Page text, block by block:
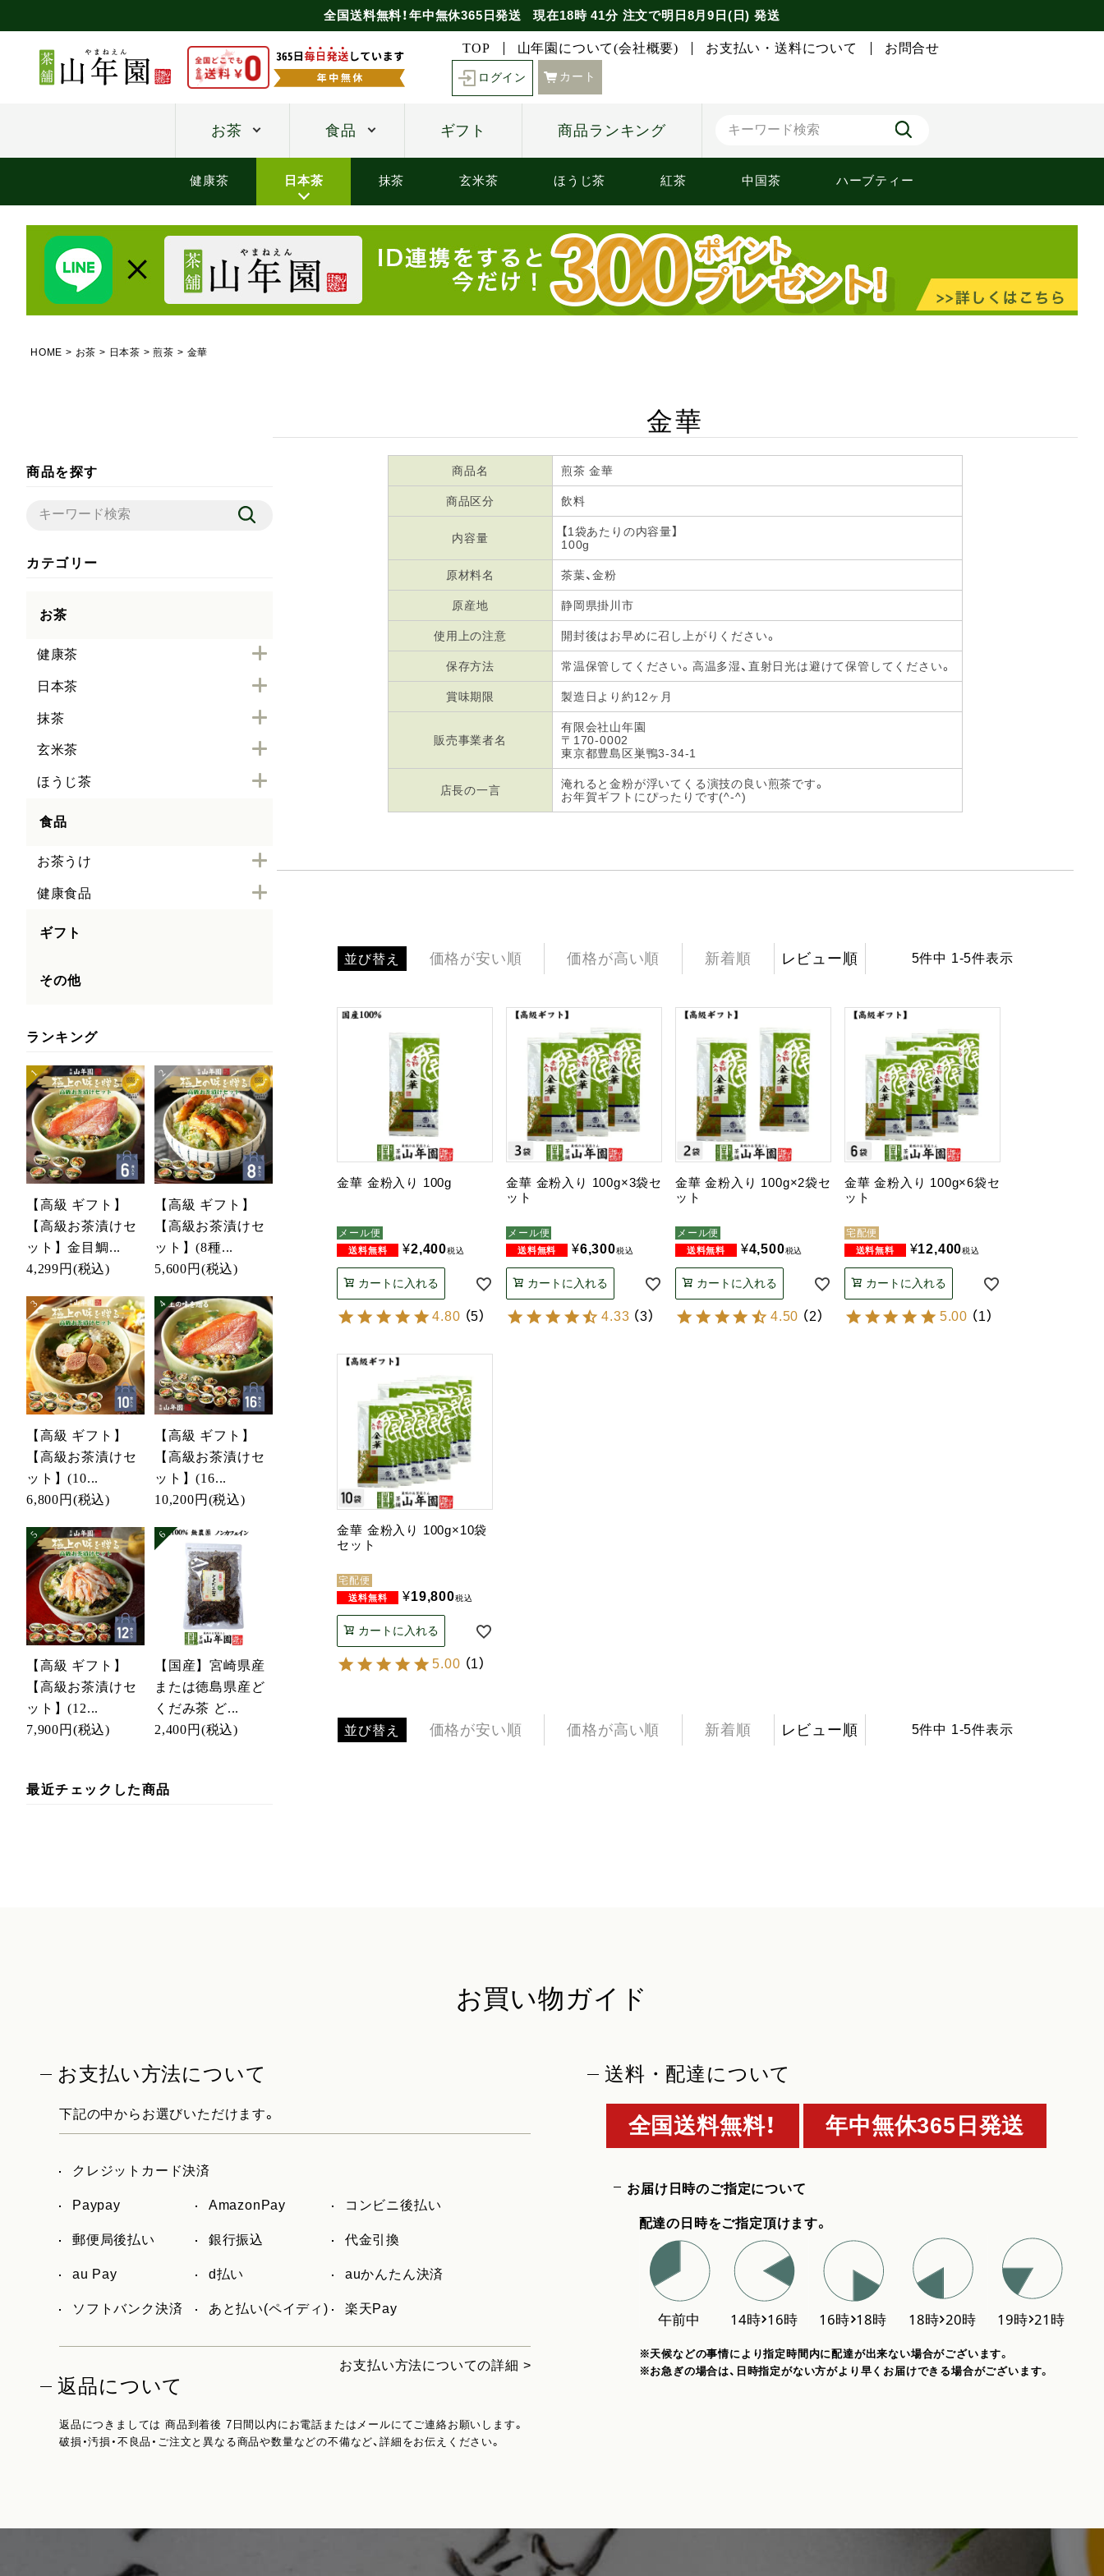
全国送料無料！年中無休365日発送 現在18時 41分注文で明日8月9日(日) 発送
TOP 山年園について(会社概要) お支払い・送料について お問合せ
ログイン カート
お茶 食品 ギフト 商品ランキング
健康茶 日本茶 抹茶 玄米茶 ほうじ茶 紅茶 中国茶 ハーブティー
HOME お茶 日本茶 煎茶 金華
商品を探す
カテゴリー
お茶
健康茶
日本茶
抹茶
玄米茶
ほうじ茶
食品
お茶うけ
健康食品
ギフト
その他
ランキング
【高級 ギフト】
【高級お茶漬けセ
ット】金目鯛...
4,299円 (税込)
【高級 ギフト】
【高級お茶漬けセ
ット】(8種...
5,600円 (税込)
【高級 ギフト】
【高級お茶漬けセ
ット】(10...
6,800円 (税込)
【高級 ギフト】
【高級お茶漬けセ
ット】(16...
10,200円 (税込)
【高級 ギフト】
【高級お茶漬けセ
ット】(12...
7,900円 (税込)
【国産】宮崎県産
または徳島県産ど
くだみ茶 ど...
2,400円 (税込)
最近チェックした商品
金華
商品名 煎茶 金華
商品区分 飲料
内容量
【1袋あたりの内容量】
100g
原材料名 茶葉、金粉
原産地 静岡県掛川市
使用上の注意 開封後はお早めに召し上がりください。
保存方法 常温保管してください。高温多湿、直射日光は避けて保管してください。
賞味期限 製造日より約12ヶ月
販売事業者名
有限会社山年園
〒170-0002
東京都豊島区巣鴨3-34-1
店長の一言
淹れると金粉が浮いてくる演技の良い煎茶です。
お年賀ギフトにぴったりです(^-^)
並び替え 価格が安い順 価格が高い順 新着順 レビュー順 5件中 1-5件表示
金華 金粉入り 100g
メール便
¥2,400税込
カートに入れる
4.80 （5）
金華 金粉入り 100g×3袋セ
ット
メール便
¥6,300税込
カートに入れる
4.33 （3）
金華 金粉入り 100g×2袋セ
ット
メール便
¥4,500税込
カートに入れる
4.50 （2）
金華 金粉入り 100g×6袋セ
ット
宅配便
¥12,400税込
カートに入れる
5.00 （1）
金華 金粉入り 100g×10袋
セット
宅配便
¥19,800税込
カートに入れる
5.00 （1）
並び替え 価格が安い順 価格が高い順 新着順 レビュー順 5件中 1-5件表示
お買い物ガイド
お支払い方法について
下記の中からお選びいただけます。
クレジットカード決済
Paypay AmazonPay コンビニ後払い
郵便局後払い 銀行振込 代金引換
au Pay d払い auかんたん決済
ソフトバンク決済 あと払い(ペイディ) 楽天Pay
お支払い方法についての詳細 >
返品について
返品につきましては 商品到着後 7日間以内にお電話またはメールにてご連絡お願いします。
破損・汚損・不良品・ご注文と異なる商品や数量などの不備など、詳細をお伝えください。
送料・配達について
全国送料無料！ 年中無休365日発送
お届け日時のご指定について
配達の日時をご指定頂けます。
※天候などの事情により指定時間内に配達が出来ない場合がございます。
※お急ぎの場合は、日時指定がない方がより早くお届けできる場合がございます。